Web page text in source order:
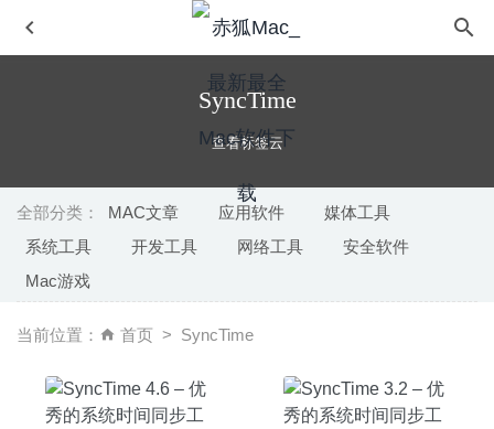
SyncTime
查看标签云
全部分类： MAC文章 应用软件
媒体工具
系统工具
开发工具 网络工具
安全软件
Mac游戏
当前位置： 首页 SyncTime
Sound Control 2.5.0 – HDMI音量控制软件 2020-07-29
Tableau Desktop 2019 1.0 for Mac- 专业的可视化数据管理
Translatium 11.1.1 for Mac中文版-多功能能且超快的Mac
翻译工具 2020-04-03